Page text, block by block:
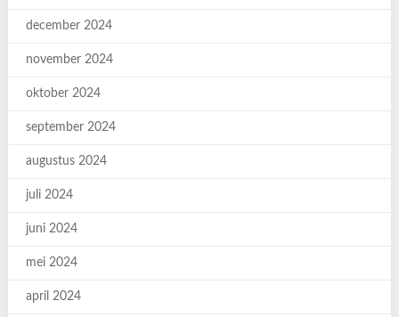
december 2024
november 2024
oktober 2024
september 2024
augustus 2024
juli 2024
juni 2024
mei 2024
april 2024